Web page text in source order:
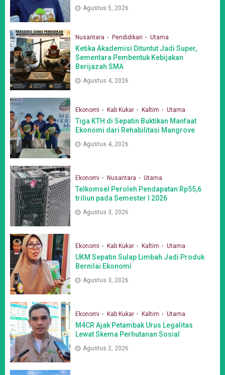
Agustus 5, 2026
Nusantara Pendidikan Utama
Ketika Akademisi Dituntut Jadi Super,
Sementara Pembentuk Kebijakan
Berijazah SMA
Agustus 4, 2026
Ekonomi Kab Kukar Kaltim Utama
Tiga KTH di Sepatin Buktikan Manfaat
Ekonomi dari Rehabilitasi Mangrove
Agustus 4, 2026
Ekonomi Nusantara Utama
Telkomsel Peroleh Pendapatan Rp55,6
triliun pada Semester I 2026
Agustus 3, 2026
Ekonomi Kab Kukar Kaltim Utama
UKM Sepatin Sulap Limbah Jadi Produk
Bernilai Ekonomi
Agustus 3, 2026
Ekonomi Kab Kukar Kaltim Utama
M4CR Ajak Petambak Urus Legalitas
Lewat Skema Perhutanan Sosial
Agustus 2, 2026